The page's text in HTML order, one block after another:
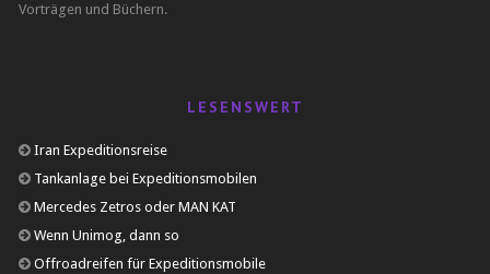
Vorträgen und Büchern.
LESENSWERT
Iran Expeditionsreise
Tankanlage bei Expeditionsmobilen
Mercedes Zetros oder MAN KAT
Wenn Unimog, dann so
Offroadreifen für Expeditionsmobile